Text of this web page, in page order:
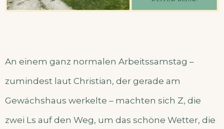
An einem ganz normalen Arbeitssamstag –
zumindest laut Christian, der gerade am
Gewächshaus werkelte – machten sich Z, die
zwei Ls auf den Weg, um das schöne Wetter, die